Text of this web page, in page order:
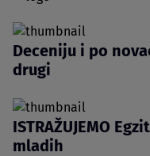
Deceniju i po
drugi
ISTRAŽUJEMO
mladih